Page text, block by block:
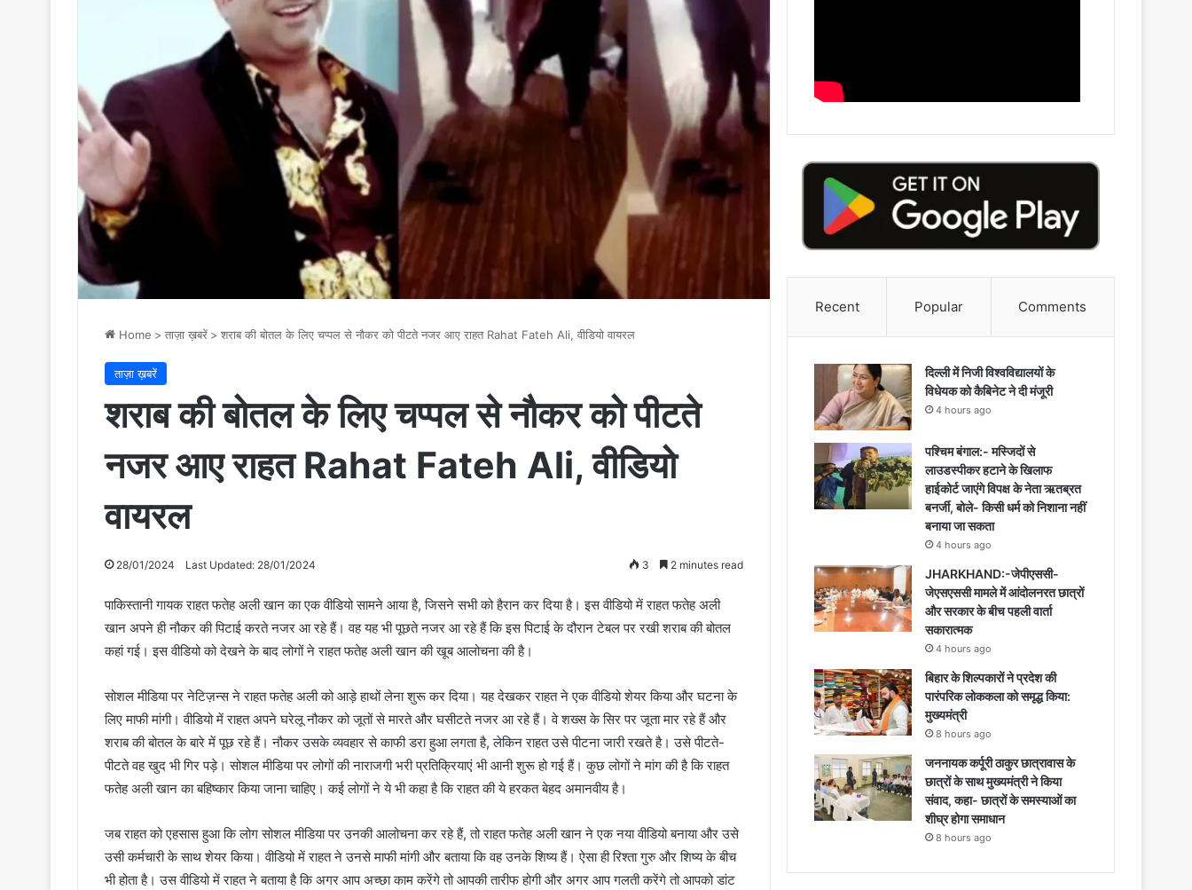
Home > ताज़ा ख़बरें > शराब की बोतल के लिए चप्पल से नौकर को पीटते नजर आए राहत Rahat Fateh Ali, वीडियो वायरल
ताज़ा ख़बरें
शराब की बोतल के लिए चप्पल से नौकर को पीटते
नजर आए राहत Rahat Fateh Ali, वीडियो
वायरल
28/01/2024 Last Updated: 28/01/2024 3 2 minutes read
पाकिस्तानी गायक राहत फतेह अली खान का एक वीडियो सामने आया है, जिसने सभी को हैरान कर दिया है। इस वीडियो में राहत फतेह अली
खान अपने ही नौकर की पिटाई करते नजर आ रहे हैं। वह यह भी पूछते नजर आ रहे हैं कि इस पिटाई के दौरान टेबल पर रखी शराब की बोतल
कहां गई। इस वीडियो को देखने के बाद लोगों ने राहत फतेह अली खान की खूब आलोचना की है।
सोशल मीडिया पर नेटिज़न्स ने राहत फतेह अली को आड़े हाथों लेना शुरू कर दिया। यह देखकर राहत ने एक वीडियो शेयर किया और घटना के
लिए माफी मांगी। वीडियो में राहत अपने घरेलू नौकर को जूतों से मारते और घसीटते नजर आ रहे हैं। वे शख्स के सिर पर जूता मार रहे हैं और
शराब की बोतल के बारे में पूछ रहे हैं। नौकर उसके व्यवहार से काफी डरा हुआ लगता है, लेकिन राहत उसे पीटना जारी रखते है। उसे पीटते-
पीटते वह खुद भी गिर पड़े। सोशल मीडिया पर लोगों की नाराजगी भरी प्रतिक्रियाएं भी आनी शुरू हो गई हैं। कुछ लोगों ने मांग की है कि राहत
फतेह अली खान का बहिष्कार किया जाना चाहिए। कई लोगों ने ये भी कहा है कि राहत की ये हरकत बेहद अमानवीय है।
जब राहत को एहसास हुआ कि लोग सोशल मीडिया पर उनकी आलोचना कर रहे हैं, तो राहत फतेह अली खान ने एक नया वीडियो बनाया और उसे
उसी कर्मचारी के साथ शेयर किया। वीडियो में राहत ने उनसे माफी मांगी और बताया कि वह उनके शिष्य हैं। ऐसा ही रिश्ता गुरु और शिष्य के बीच
भी होता है। उस वीडियो में राहत ने बताया है कि अगर आप अच्छा काम करेंगे तो आपकी तारीफ होगी और अगर आप गलती करेंगे तो आपको डांट
Recent Popular Comments
दिल्ली में निजी विश्वविद्यालयों के
विधेयक को कैबिनेट ने दी मंजूरी
4 hours ago
पश्चिम बंगाल:- मस्जिदों से
लाउडस्पीकर हटाने के खिलाफ
हाईकोर्ट जाएंगे विपक्ष के नेता ऋतब्रत
बनर्जी, बोले- किसी धर्म को निशाना नहीं
बनाया जा सकता
4 hours ago
JHARKHAND:-जेपीएससी-
जेएसएससी मामले में आंदोलनरत छात्रों
और सरकार के बीच पहली वार्ता
सकारात्मक
4 hours ago
बिहार के शिल्पकारों ने प्रदेश की
पारंपरिक लोककला को समृद्ध किया:
मुख्यमंत्री
8 hours ago
जननायक कर्पूरी ठाकुर छात्रावास के
छात्रों के साथ मुख्यमंत्री ने किया
संवाद, कहा- छात्रों के समस्याओं का
शीघ्र होगा समाधान
8 hours ago